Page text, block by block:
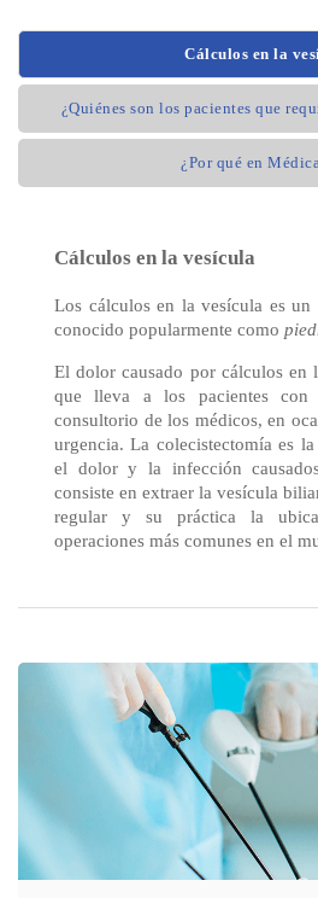
Cálculos en la
¿Quiénes son los pacientes que
¿Por qué en
Cálculos en la vesícula
Los cálculos en la vesícula es un
conocido popularmente como
El dolor causado por cálculos en
que lleva a los pacientes con
consultorio de los médicos, en
urgencia. La colecistectomía es
el dolor y la infección
consiste en extraer la vesícula
regular y su práctica la
operaciones más comunes en el